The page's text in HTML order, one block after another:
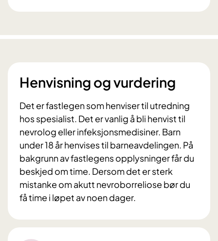
Henvisning og vurdering
Det er fastlegen som henviser til utredning
hos spesialist. Det er vanlig å bli henvist til
nevrolog eller infeksjonsmedisiner. Barn
under 18 år henvises til barneavdelingen. På
bakgrunn av fastlegens opplysninger får du
beskjed om time. Dersom det er sterk
mistanke om akutt nevroborreliose bør du
få time i løpet av noen dager.